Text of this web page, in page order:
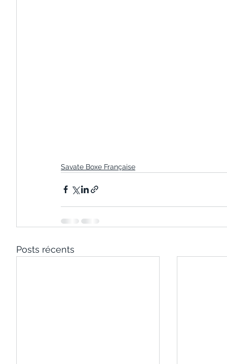
Savate Boxe Française
Posts récents